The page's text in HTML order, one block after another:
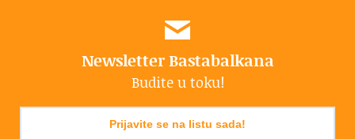
Newsletter Bastabalkana
Budite u toku!
Prijavite se na listu sada!